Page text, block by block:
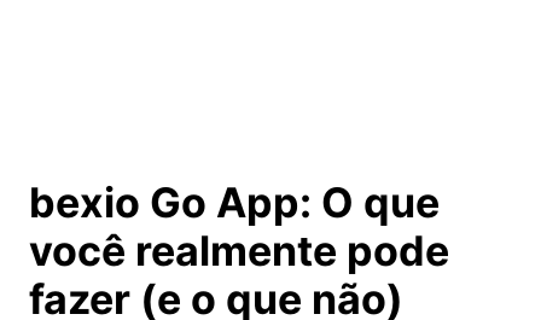
bexio Go App: O que
você realmente pode
fazer (e o que não)